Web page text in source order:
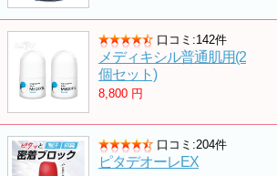
口コミ:142件
メディキシル普通肌用(2
個セット)
8,800 円
口コミ:204件
ピタデオーレEX